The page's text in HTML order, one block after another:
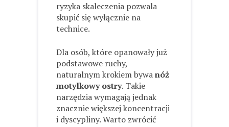
ryzyka skaleczenia pozwala
skupić się wyłącznie na
technice.
Dla osób, które opanowały już
podstawowe ruchy,
naturalnym krokiem bywanóż
motylkowy ostry. Takie
narzędzia wymagają jednak
znacznie większej koncentracji
i dyscypliny. Warto zwrócić